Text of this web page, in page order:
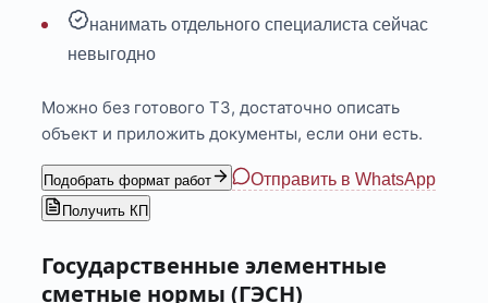
нанимать отдельного специалиста сейчас
невыгодно
Можно без готового ТЗ, достаточно описать
объект и приложить документы, если они есть.
Подобрать формат работ Отправить в WhatsApp
Получить КП
Государственные элементные
сметные нормы (ГЭСН)